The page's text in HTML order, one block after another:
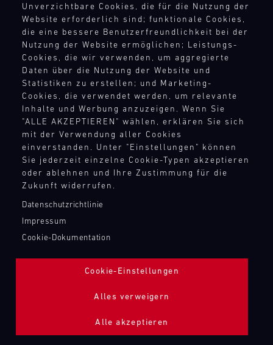
Unverzichtbare Cookies, die für die Nutzung der
Website erforderlich sind; funktionale Cookies,
die eine bessere Benutzerfreundlichkeit bei der
Nutzung der Website ermöglichen; Leistungs-
Cookies, die wir verwenden, um aggregierte
Daten über die Nutzung der Website und
Statistiken zu erstellen; und Marketing-
Cookies, die verwendet werden, um relevante
Inhalte und Werbung anzuzeigen. Wenn Sie
"ALLE AKZEPTIEREN" wählen, erklären Sie sich
mit der Verwendung aller Cookies
einverstanden. Unter "Einstellungen" können
Sie jederzeit einzelne Cookie-Typen akzeptieren
oder ablehnen und Ihre Zustimmung für die
Zukunft widerrufen.
Datenschutzrichtlinie
Impressum
Cookie-Dokumentation
Cookie-Einstellungen
Alles verweigern
Alle akzeptieren
TANKBEFÜLLUNG ZAPFPISTOLE
Bild